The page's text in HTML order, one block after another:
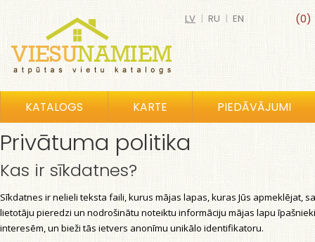
(0)
LV | RU | EN
KATALOGS KARTE PIEDĀVĀJUMI
Privātuma politika
Kas ir sīkdatnes?
Sīkdatnes ir nelieli teksta faili, kurus mājas lapas, kuras Jūs apmeklējat,
lietotāju pieredzi un nodrošinātu noteiktu informāciju mājas lapu
interesēm, un bieži tās ietvers anonīmu unikālo identifikatoru.